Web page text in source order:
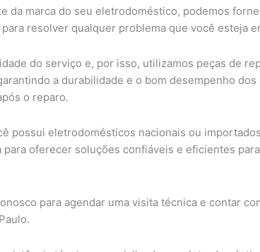
da marca do seu eletrodoméstico, podemos
resolver qualquer problema que você esteja
do serviço e, por isso, utilizamos peças de
a durabilidade e o bom desempenho dos
o reparo.
possui eletrodomésticos nacionais ou
para oferecer soluções confiáveis e eficientes
para agendar uma visita técnica e contar